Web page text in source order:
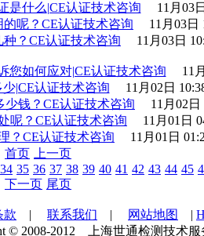
是什么|CE认证技术咨询
11月03
呢？CE认证技术咨询
11月03日
？CE认证技术咨询
11月03日
您如何应对|CE认证技术咨询
11
少|CE认证技术咨询
11月02日
少钱？CE认证技术咨询
11月02日
呢？CE认证技术咨询
11月01日
？CE认证技术咨询
11月01日
首页
上一页
34 35 36 37 38 39 40 41 42 43 44 45
下一页 尾页
款 | 联系我们 | 网站地图 |
2008-2012 上海世通检测技术